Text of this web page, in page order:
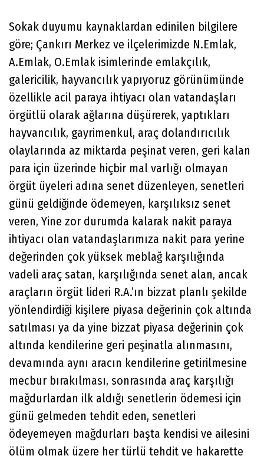
Sokak duyumu kaynaklardan edinilen bilgilere
göre; Çankırı Merkez ve ilçelerimizde N.Emlak,
A.Emlak, O.Emlak isimlerinde emlakçılık,
galericilik, hayvancılık yapıyoruz görünümünde
özellikle acil paraya ihtiyacı olan vatandaşları
örgütlü olarak ağlarına düşürerek, yaptıkları
hayvancılık, gayrimenkul, araç dolandırıcılık
olaylarında az miktarda peşinat veren, geri kalan
para için üzerinde hiçbir mal varlığı olmayan
örgüt üyeleri adına senet düzenleyen, senetleri
günü geldiğinde ödemeyen, karşılıksız senet
veren, Yine zor durumda kalarak nakit paraya
ihtiyacı olan vatandaşlarımıza nakit para yerine
değerinden çok yüksek meblağ karşılığında
vadeli araç satan, karşılığında senet alan, ancak
araçların örgüt lideri R.A.’ın bizzat planlı şekilde
yönlendirdiği kişilere piyasa değerinin çok altında
satılması ya da yine bizzat piyasa değerinin çok
altında kendilerine geri peşinatla alınmasını,
devamında aynı aracın kendilerine getirilmesine
mecbur bırakılması, sonrasında araç karşılığı
mağdurlardan ilk aldığı senetlerin ödemesi için
günü gelmeden tehdit eden, senetleri
ödeyemeyen mağdurları başta kendisi ve ailesini
ölüm olmak üzere her türlü tehdit ve hakarette